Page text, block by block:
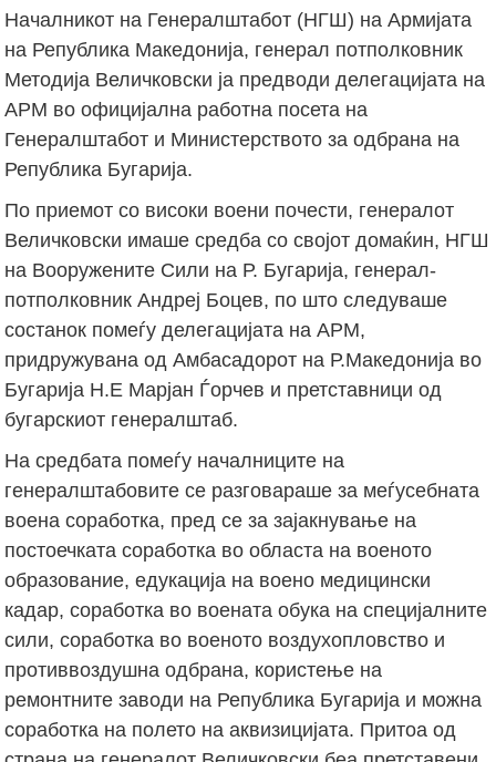
Началникот на Генералштабот (НГШ) на Армијата
на Република Македонија, генерал потполковник
Методија Величковски ја предводи делегацијата на
АРМ во официјална работна посета на
Генералштабот и Mинистерството за одбрана на
Република Бугарија.
По приемот со високи воени почести, генералот
Величковски имаше средба со својот домаќин, НГШ
на Вооружените Сили на Р. Бугарија, генерал-
потполковник Андреј Боцев, по што следуваше
состанок помеѓу делегацијата на АРМ,
придружувана од Амбасадорот на Р.Македонија во
Бугарија Н.Е Марјан Ѓорчев и претставници од
бугарскиот генералштаб.
На средбата помеѓу началниците на
генералштабовите се разговараше за меѓусебната
воена соработка, пред се за зајакнување на
постоечката соработка во областа на военото
образование, едукација на воено медицински
кадар, соработка во воената обука на специјалните
сили, соработка во военото воздухопловство и
противвоздушна одбрана, користење на
ремонтните заводи на Република Бугарија и можна
соработка на полето на аквизицијата. Притоа од